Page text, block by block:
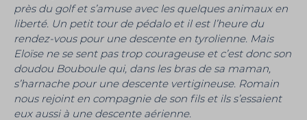
près du golf et s’amuse avec les quelques animaux en
liberté. Un petit tour de pédalo et il est l’heure du
rendez-vous pour une descente en tyrolienne. Mais
Eloïse ne se sent pas trop courageuse et c’est donc son
doudou Bouboule qui, dans les bras de sa maman,
s’harnache pour une descente vertigineuse. Romain
nous rejoint en compagnie de son fils et ils s’essaient
eux aussi à une descente aérienne.